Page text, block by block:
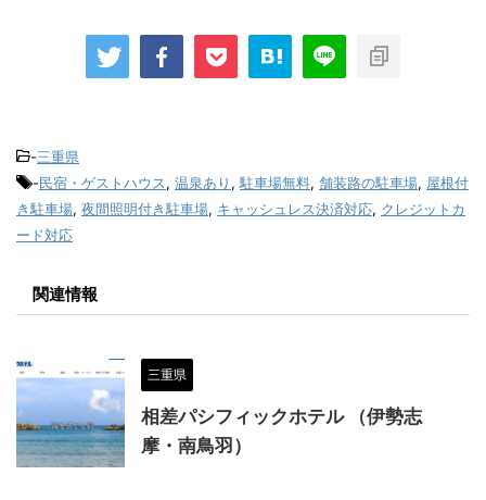
-三重県
-民宿・ゲストハウス, 温泉あり , 駐車場無料, 舗装路の駐車場, 屋根付
き駐車場, 夜間照明付き駐車場, キャッシュレス決済対応, クレジットカ
ード対応
関連情報
三重県
相差パシフィックホテル （伊勢志
摩・南鳥羽）